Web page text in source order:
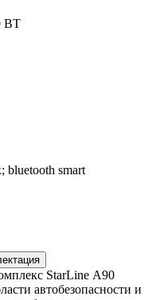
BT
bluetooth smart
StarLine А90
автобезопасности и